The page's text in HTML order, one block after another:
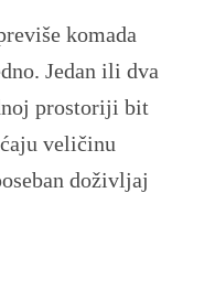
komada
Jedan ili dva
prostoriji bit
veličinu
doživljaj